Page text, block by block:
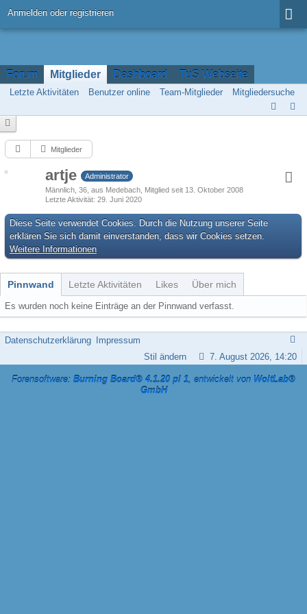
Anmelden oder registrieren
Forum Mitglieder Dashboard TuS Webseite
Letzte Aktivitäten Benutzer online Team-Mitglieder Mitgliedersuche
Mitglieder
artje
Administrator
Männlich 36 aus Medebach Mitglied seit 13. Oktober 2008
Letzte Aktivität 29. Juni 2020
Diese Seite verwendet Cookies. Durch die Nutzung unserer Seite
erklären Sie sich damit einverstanden, dass wir Cookies setzen.
Weitere Informationen
Pinnwand Letzte Aktivitäten Likes Über mich
Es wurden noch keine Einträge an der Pinnwand verfasst.
Datenschutzerklärung
Impressum
7. August 2026, 14:20
Stil ändern
Forensoftware: Burning Board® 4.1.20 pl 1, entwickelt von WoltLab®
GmbH